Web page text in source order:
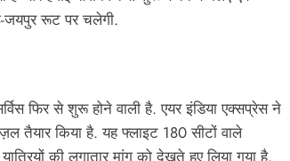
जयपुर रूट पर चलेगी.
फिर से शुरू होने वाली है. एयर इंडिया एक्सप्रेस ने
तैयार किया है. यह फ्लाइट 180 सीटों वाले
की लगातार मांग को देखते हुए लिया गया है.